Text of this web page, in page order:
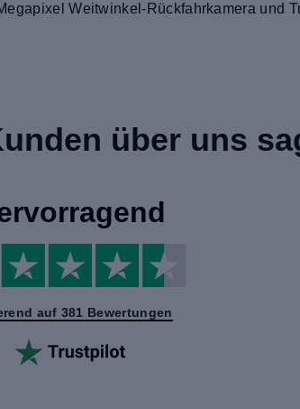
Weitwinkel-Rückfahrkamera und
über uns
auf 381 Bewertungen